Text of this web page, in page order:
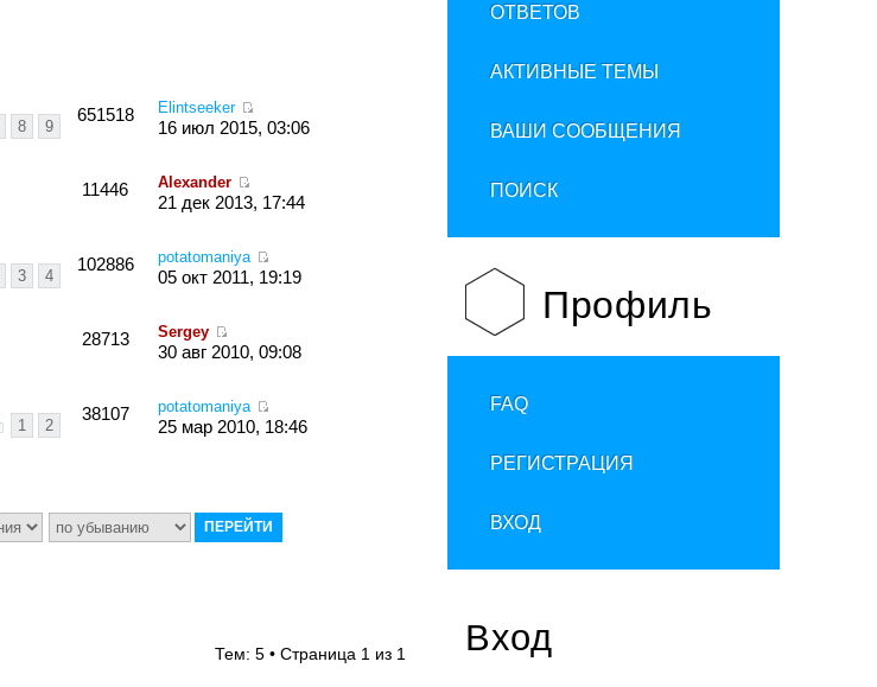
8 9
651518 Elintseeker
16 июл 2015, 03:06
11446 Alexander
21 дек 2013, 17:44
3 4
102886 potatomaniya
05 окт 2011, 19:19
28713 Sergey
30 авг 2010, 09:08
1 2
38107 potatomaniya
25 мар 2010, 18:46
Тем: 5 • Страница 1 из 1
ОТВЕТОВ
АКТИВНЫЕ ТЕМЫ
ВАШИ СООБЩЕНИЯ
ПОИСК
Профиль
FAQ
РЕГИСТРАЦИЯ
ВХОД
Вход